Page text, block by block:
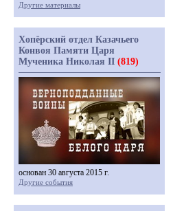
Другие материалы
Хопёрский отдел Казачьего
Конвоя Памяти Царя
Мученика Николая II (819)
основан 30 августа 2015 г.
Другие события